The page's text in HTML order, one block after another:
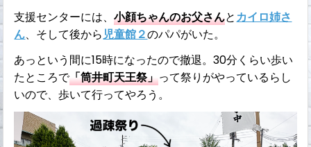
支援センターには、小顔ちゃんのお父さんとカイロ姉さ
ん、そして後から児童館２のパパがいた。
あっという間に15時になったので撤退。30分くらい歩い
たところで「筒井町天王祭」って祭りがやっているらし
いので、歩いて行ってやろう。